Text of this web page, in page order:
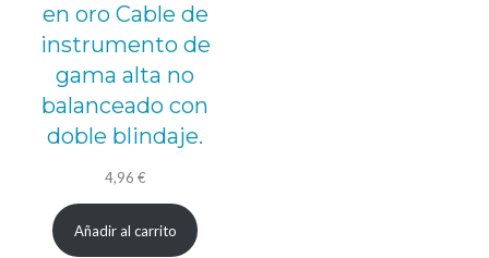
en oro Cable de
instrumento de
gama alta no
balanceado con
doble blindaje.
4,96 €
Añadir al carrito